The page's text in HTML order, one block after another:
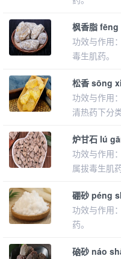
枫香脂
功效与作用
毒生肌药。
松香 sōng
功效与作用
清热药下分
炉甘石 lú
功效与作用
属拔毒生肌药
硼砂 péng
功效与作用
药。
硇砂 náo